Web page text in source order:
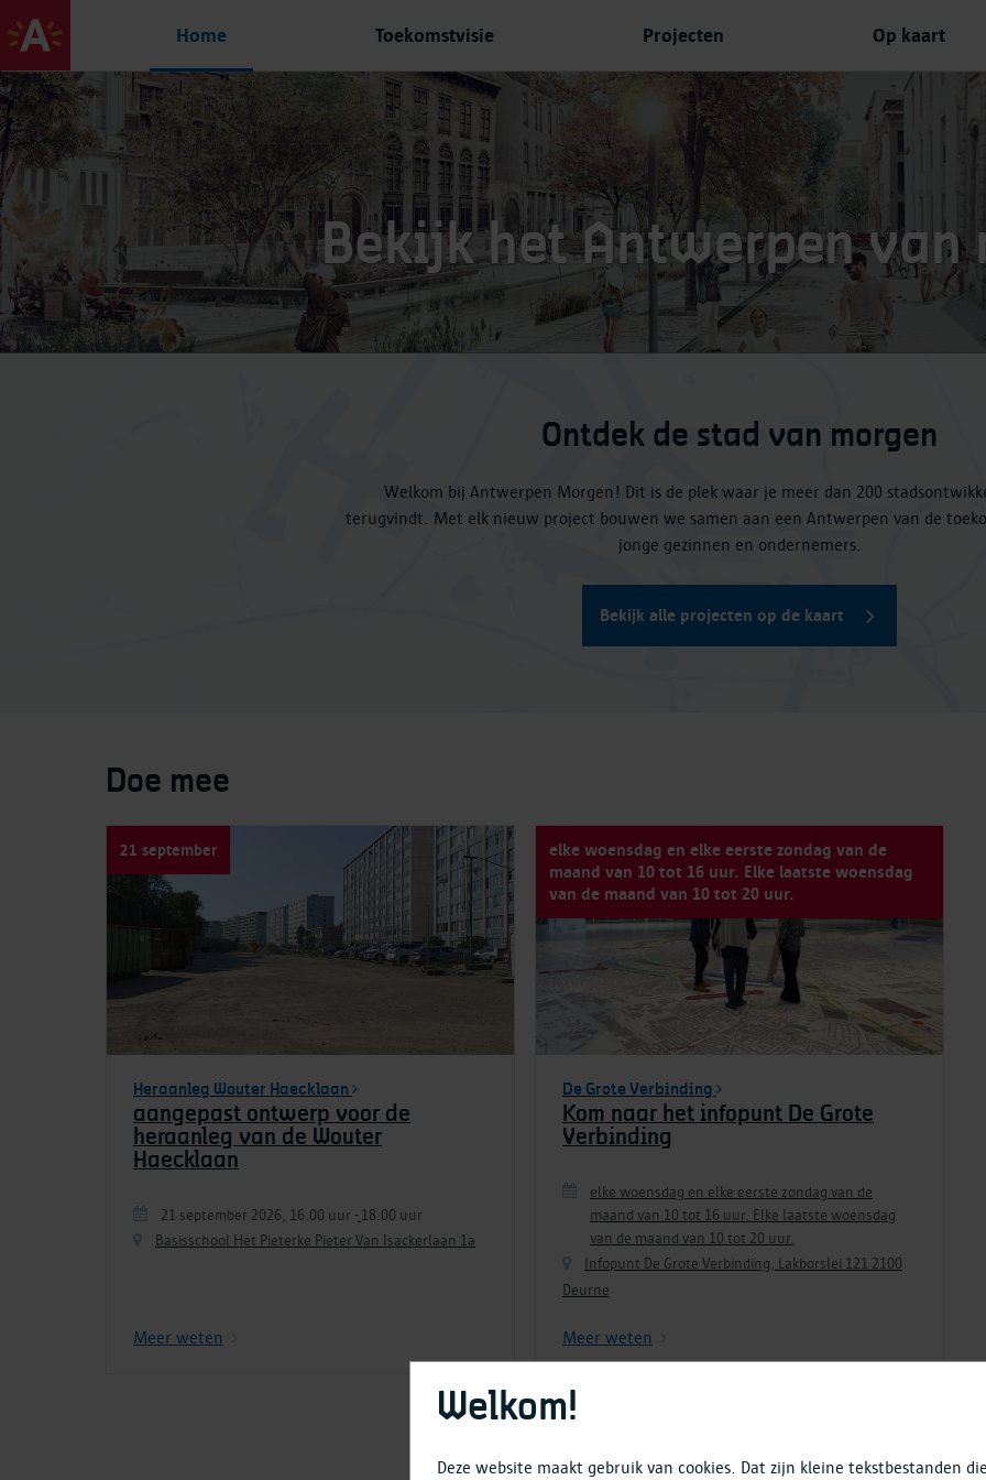
Home Toekomstvisie Projecten Op kaart
Bekijk het Antwerpen van
Ontdek de stad van morgen
Welkom bij Antwerpen Morgen! Dit is de plek waar je meer dan 200
terugvindt. Met elk nieuw project bouwen we samen aan een Antwerpen van de
jonge gezinnen en ondernemers.
Bekijk alle projecten op de kaart
Doe mee
21 september
Heraanleg Wouter Haecklaan
aangepast ontwerp voor de
heraanleg van de Wouter
Haecklaan
21 september 2026, 16.00 uur - 18.00 uur
Basisschool Het Pieterke Pieter Van Isackerlaan 1a
Meer weten
elke woensdag en elke eerste zondag van de
maand van 10 tot 16 uur. Elke laatste woensdag
van de maand van 10 tot 20 uur.
De Grote Verbinding
Kom naar het infopunt De Grote
Verbinding
elke woensdag en elke eerste zondag van de
maand van 10 tot 16 uur. Elke laatste woensdag
van de maand van 10 tot 20 uur.
Infopunt De Grote Verbinding, Lakborslei 121 2100
Deurne
Meer weten
Welkom!
Deze website maakt gebruik van cookies. Dat zijn kleine tekstbestanden